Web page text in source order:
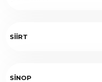
SİİRT
SİNOP